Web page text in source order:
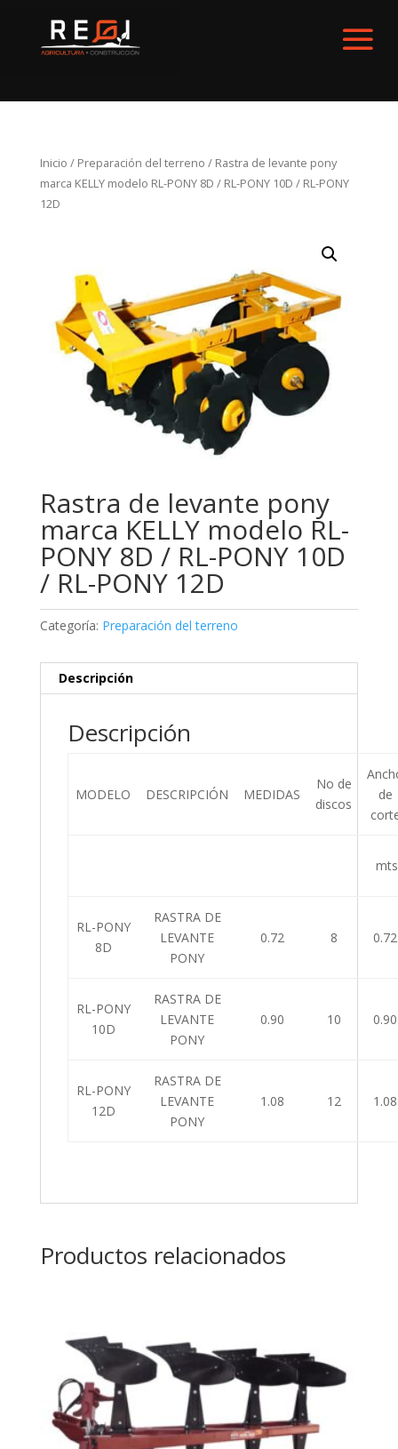
Inicio / Preparación del terreno / Rastra de levante pony
marca KELLY modelo RL-PONY 8D / RL-PONY 10D / RL-PONY
12D
Rastra de levante pony
marca KELLY modelo RL-
PONY 8D / RL-PONY 10D
/ RL-PONY 12D
Categoría: Preparación del terreno
Descripción
Descripción
MODELO DESCRIPCIÓN MEDIDAS
No de
discos
de
mts
RL-PONY
8D
RASTRA DE
LEVANTE
PONY
0.72 8 0.72
RL-PONY
10D
RASTRA DE
LEVANTE
PONY
0.90 10 0.90
RL-PONY
12D
RASTRA DE
LEVANTE
PONY
1.08 12 1.08
Productos relacionados